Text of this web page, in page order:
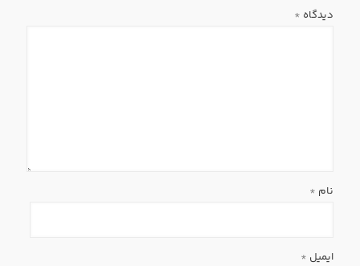
دیدگاه *
نام *
ایمیل *